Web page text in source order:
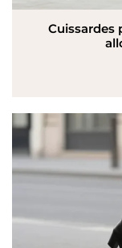
Cuissardes